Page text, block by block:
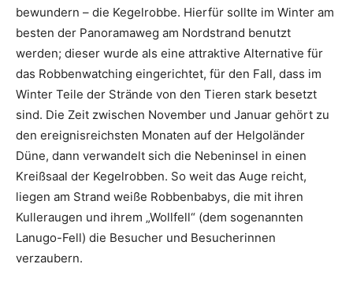
bewundern – die Kegelrobbe. Hierfür sollte im Winter am
besten der Panoramaweg am Nordstrand benutzt
werden; dieser wurde als eine attraktive Alternative für
das Robbenwatching eingerichtet, für den Fall, dass im
Winter Teile der Strände von den Tieren stark besetzt
sind. Die Zeit zwischen November und Januar gehört zu
den ereignisreichsten Monaten auf der Helgoländer
Düne, dann verwandelt sich die Nebeninsel in einen
Kreißsaal der Kegelrobben. So weit das Auge reicht,
liegen am Strand weiße Robbenbabys, die mit ihren
Kulleraugen und ihrem „Wollfell“ (dem sogenannten
Lanugo-Fell) die Besucher und Besucherinnen
verzaubern.